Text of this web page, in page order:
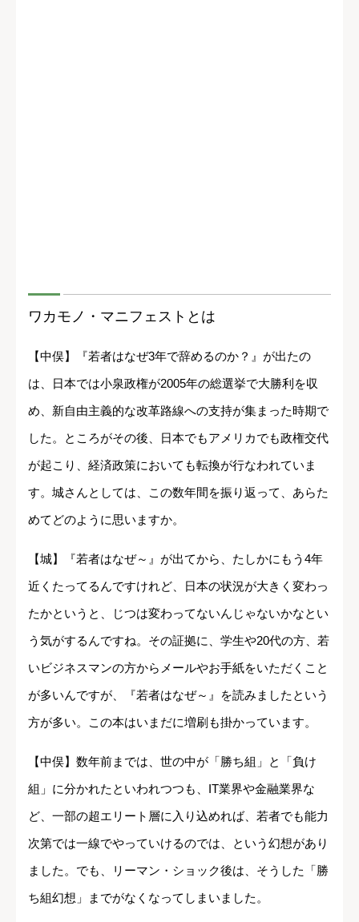
ワカモノ・マニフェストとは
【中俣】『若者はなぜ3年で辞めるのか？』が出たの
は、日本では小泉政権が2005年の総選挙で大勝利を収
め、新自由主義的な改革路線への支持が集まった時期で
した。ところがその後、日本でもアメリカでも政権交代
が起こり、経済政策においても転換が行なわれていま
す。城さんとしては、この数年間を振り返って、あらた
めてどのように思いますか。
【城】『若者はなぜ～』が出てから、たしかにもう4年
近くたってるんですけれど、日本の状況が大きく変わっ
たかというと、じつは変わってないんじゃないかなとい
う気がするんですね。その証拠に、学生や20代の方、若
いビジネスマンの方からメールやお手紙をいただくこと
が多いんですが、『若者はなぜ～』を読みましたという
方が多い。この本はいまだに増刷も掛かっています。
【中俣】数年前までは、世の中が「勝ち組」と「負け
組」に分かれたといわれつつも、IT業界や金融業界な
ど、一部の超エリート層に入り込めれば、若者でも能力
次第では一線でやっていけるのでは、という幻想があり
ました。でも、リーマン・ショック後は、そうした「勝
ち組幻想」までがなくなってしまいました。